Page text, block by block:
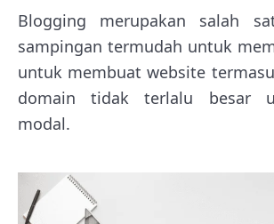
Blogging merupakan salah
sampingan termudah untuk
untuk membuat website
domain tidak terlalu besar
modal.